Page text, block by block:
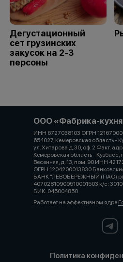
Дегустационный
сет грузинских
закусок на 2-3
персоны
ООО «Фабрика-
ИНН 6727038103 ОГРН
654027, Кемеровская область -
ул. Хитарова д.30, оф. 2 Факт.
Кемеровская область - Кузбасс,
Весенняя, д. 13, пом. 90 ИНН
ОГРН 1204200013830
БАНК "ЛЕВОБЕРЕЖНЫЙ (ПАО)
40702810909510001503 к/с:
БИК: 045004850
Работает на эффективном ядре
Политика